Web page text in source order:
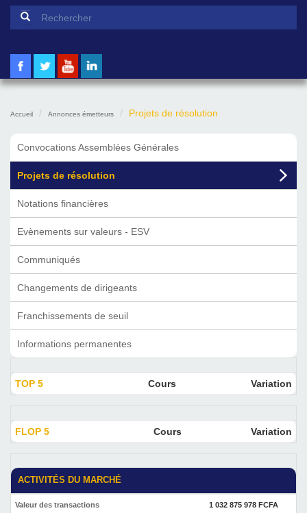
Formulaire de recherche
Accueil Annonces émetteurs Projets de résolution
Convocations Assemblées Générales
Projets de résolution
Notations financières
Evènements sur valeurs - ESV
Communiqués
Changements de dirigeants
Franchissements de seuil
Informations permanentes
TOP 5 Cours Variation
FLOP 5 Cours Variation
ACTIVITÉS DU MARCHÉ
Valeur des transactions 1 032 875 978 FCFA